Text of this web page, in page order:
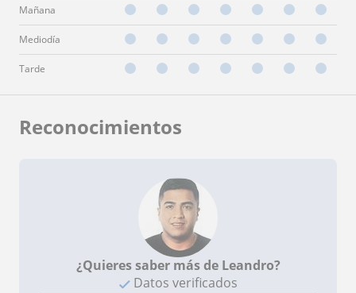
Mañana
Mediodía
Tarde
Reconocimientos
¿Quieres saber más de Leandro?
Datos verificados